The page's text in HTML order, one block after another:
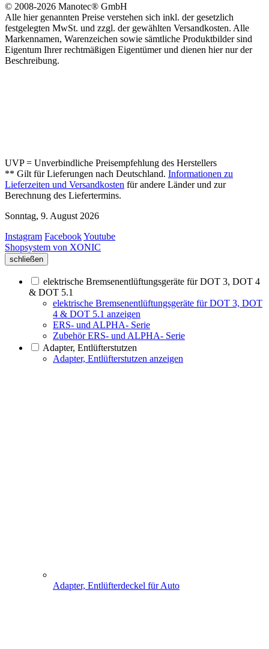
© 2008-2026 Manotec® GmbH
Alle hier genannten Preise verstehen sich inkl. der gesetzlich
festgelegten MwSt. und zzgl. der gewählten Versandkosten. Alle
Markennamen, Warenzeichen sowie sämtliche Produktbilder sind
Eigentum Ihrer rechtmäßigen Eigentümer und dienen hier nur der
Beschreibung.
UVP = Unverbindliche Preisempfehlung des Herstellers
** Gilt für Lieferungen nach Deutschland. Informationen zu
Lieferzeiten und Versandkosten für andere Länder und zur
Berechnung des Liefertermins.
Sonntag, 9. August 2026
Instagram FacebookYoutube
Shopsystem von XONIC
schließen
elektrische Bremsenentlüftungsgeräte für DOT 3, DOT 4
& DOT 5.1
elektrische Bremsenentlüftungsgeräte für DOT 3, DOT
4 & DOT 5.1 anzeigen
ERS- und ALPHA- Serie
Zubehör ERS- und ALPHA- Serie
Adapter, Entlüfterstutzen
Adapter, Entlüfterstutzen anzeigen
Adapter, Entlüfterdeckel für Auto